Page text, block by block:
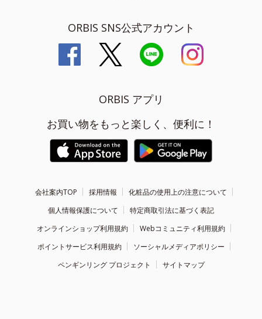
ORBIS SNS公式アカウント
ORBIS アプリ
お買い物をもっと楽しく、便利に！
会社案内TOP 採用情報
化粧品の使用上の注意について
個人情報保護について
特定商取引法に基づく表記
オンラインショップ利用規約
Webコミュニティ利用規約
ポイントサービス利用規約
ソーシャルメディアポリシー
ペンギンリング プロジェクト
サイトマップ